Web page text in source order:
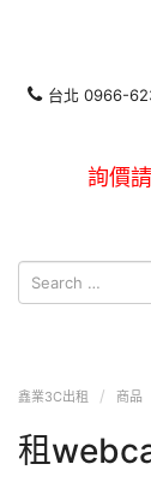
台北 0966-
詢價
鑫業3C出租 商品
租